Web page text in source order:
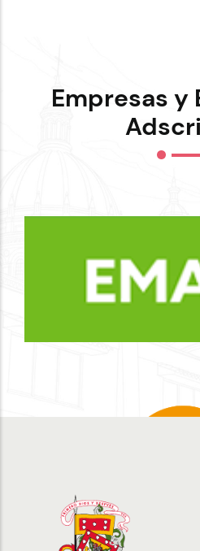
Empresas y